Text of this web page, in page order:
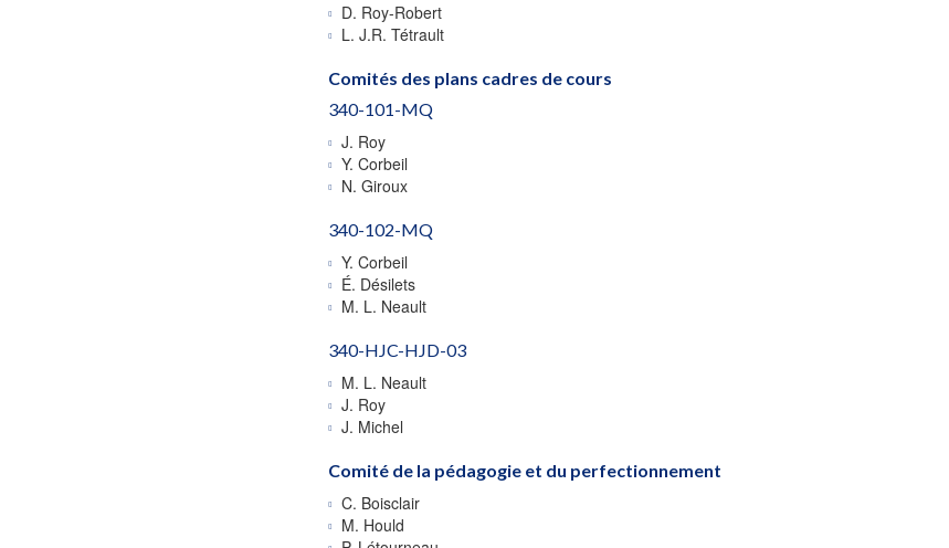
D. Roy-Robert
L. J.R. Tétrault
Comités des plans cadres de cours
340-101-MQ
J. Roy
Y. Corbeil
N. Giroux
340-102-MQ
Y. Corbeil
É. Désilets
M. L. Neault
340-HJC-HJD-03
M. L. Neault
J. Roy
J. Michel
Comité de la pédagogie et du perfectionnement
C. Boisclair
M. Hould